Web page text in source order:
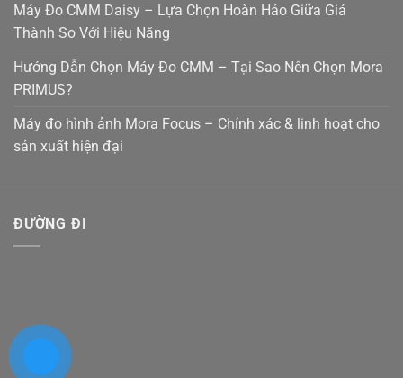
Máy Đo CMM Daisy – Lựa Chọn Hoàn Hảo Giữa Giá
Thành So Với Hiệu Năng
Hướng Dẫn Chọn Máy Đo CMM – Tại Sao Nên Chọn Mora
PRIMUS?
Máy đo hình ảnh Mora Focus – Chính xác & linh hoạt cho
sản xuất hiện đại
ĐƯỜNG ĐI